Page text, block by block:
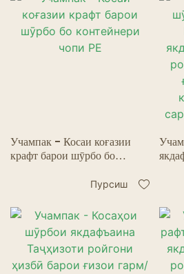
Учампак - Косаи коғазии
крафт барои шӯрбо бо
Пурсиш